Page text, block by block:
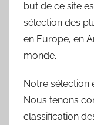
but de ce site
sélection des
en Europe, en
monde.
Notre sélection
Nous tenons
classification